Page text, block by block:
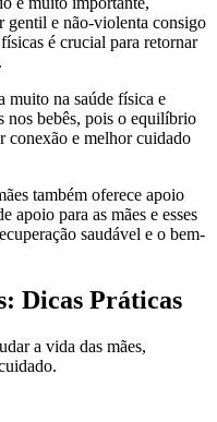
gentil e não-violenta consigo
é crucial para retornar
muito na saúde física e
nos bebês, pois o equilíbrio
conexão e melhor cuidado
também oferece apoio
apoio para as mães e esses
saudável e o bem-
Dicas Práticas
a vida das mães,